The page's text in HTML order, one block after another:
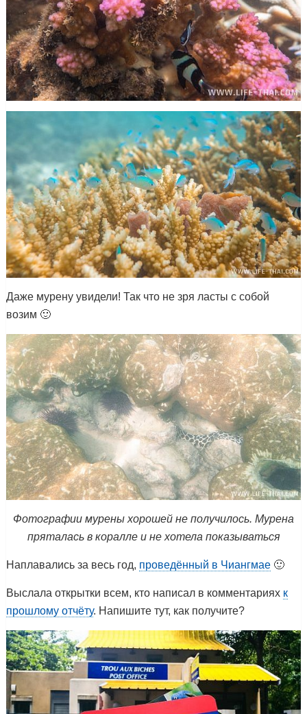
Даже мурену увидели! Так что не зря ласты с собой
возим 🙂
Фотографии мурены хорошей не получилось. Мурена
пряталась в коралле и не хотела показываться
Наплавались за весь год, проведённый в Чиангмае🙂
Выслала открытки всем, кто написал в комментариях к
прошлому отчёту. Напишите тут, как получите?